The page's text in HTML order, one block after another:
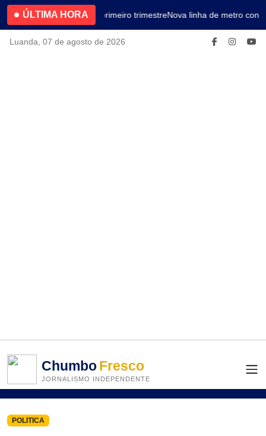
ÚLTIMA HORA4.2% no primeiro trimestreNova linha de metro
Luanda, 07 de agosto de 2026
ChumboFresco
JORNALISMO INDEPENDENTE
POLITICA